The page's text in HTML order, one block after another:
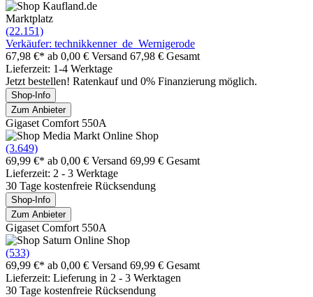
Marktplatz
(22.151)
Verkäufer: technikkenner_de_Wernigerode
67,98 €* ab 0,00 € Versand 67,98 € Gesamt
Lieferzeit: 1-4 Werktage
Jetzt bestellen! Ratenkauf und 0% Finanzierung möglich.
Shop-Info
Zum Anbieter
Gigaset Comfort 550A
(3.649)
69,99 €* ab 0,00 € Versand 69,99 € Gesamt
Lieferzeit: 2 - 3 Werktage
30 Tage kostenfreie Rücksendung
Shop-Info
Zum Anbieter
Gigaset Comfort 550A
(533)
69,99 €* ab 0,00 € Versand 69,99 € Gesamt
Lieferzeit: Lieferung in 2 - 3 Werktagen
30 Tage kostenfreie Rücksendung